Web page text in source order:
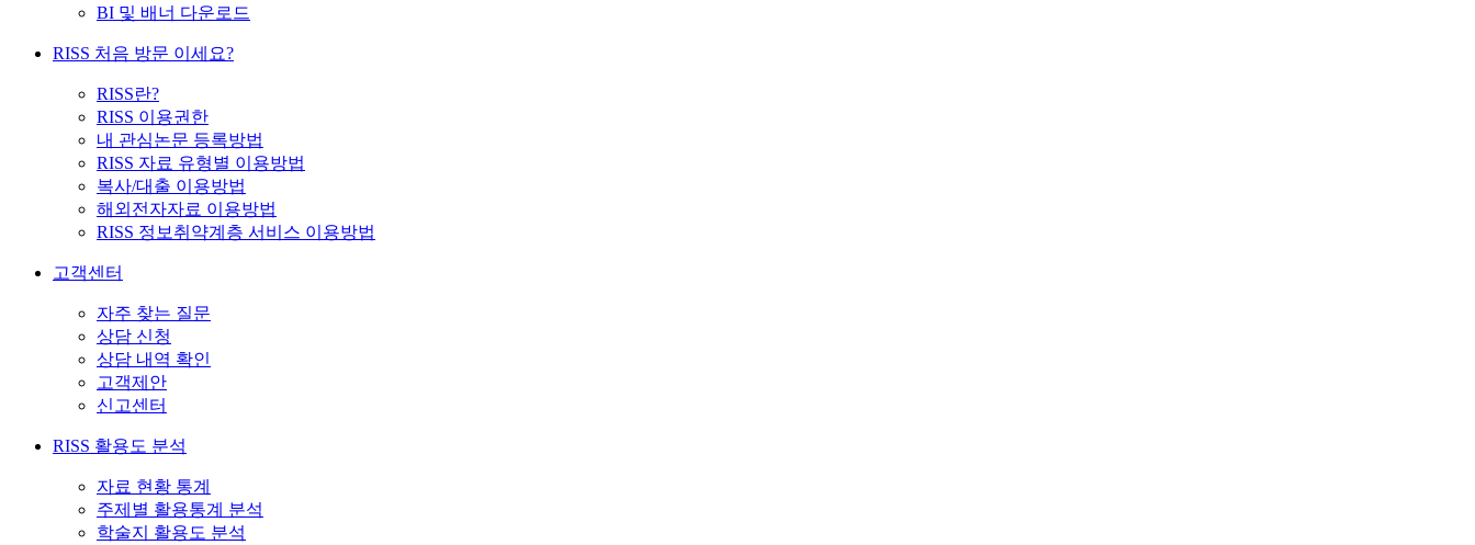
BI 및 배너 다운로드
RISS 처음 방문 이세요?
RISS란?
RISS 이용권한
내 관심논문 등록방법
RISS 자료 유형별 이용방법
복사/대출 이용방법
해외전자자료 이용방법
RISS 정보취약계층 서비스 이용방법
고객센터
자주 찾는 질문
상담 신청
상담 내역 확인
고객제안
신고센터
RISS 활용도 분석
자료 현황 통계
주제별 활용통계 분석
학술지 활용도 분석